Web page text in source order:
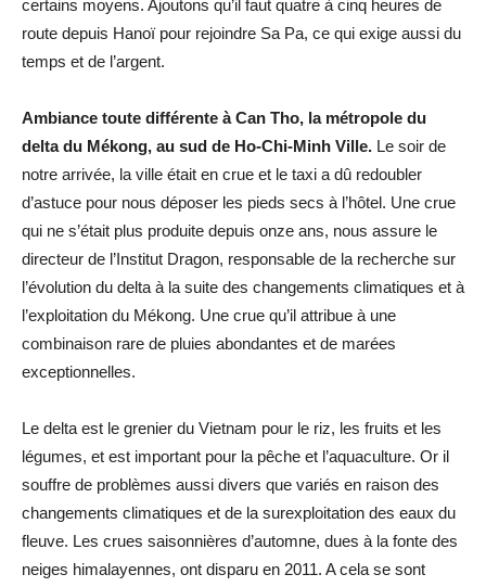
certains moyens. Ajoutons qu’il faut quatre à cinq heures de
route depuis Hanoï pour rejoindre Sa Pa, ce qui exige aussi du
temps et de l’argent.
Ambiance toute différente à Can Tho, la métropole du
delta du Mékong, au sud de Ho-Chi-Minh Ville. Le soir de
notre arrivée, la ville était en crue et le taxi a dû redoubler
d’astuce pour nous déposer les pieds secs à l’hôtel. Une crue
qui ne s’était plus produite depuis onze ans, nous assure le
directeur de l’Institut Dragon, responsable de la recherche sur
l’évolution du delta à la suite des changements climatiques et à
l’exploitation du Mékong. Une crue qu’il attribue à une
combinaison rare de pluies abondantes et de marées
exceptionnelles.
Le delta est le grenier du Vietnam pour le riz, les fruits et les
légumes, et est important pour la pêche et l’aquaculture. Or il
souffre de problèmes aussi divers que variés en raison des
changements climatiques et de la surexploitation des eaux du
fleuve. Les crues saisonnières d’automne, dues à la fonte des
neiges himalayennes, ont disparu en 2011. A cela se sont